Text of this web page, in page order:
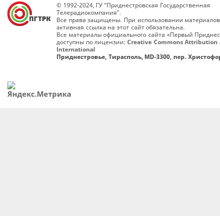
© 1992-2024, ГУ "Приднестровская Государственная
Телерадиокомпания".
Все права защищены. При использовании
активная ссылка на этот сайт обязательна.
Все материалы официального сайта «Первый
доступны по лицензии: Creative Commons Attribution
International
Приднестровье, Тирасполь, MD-3300, пер.